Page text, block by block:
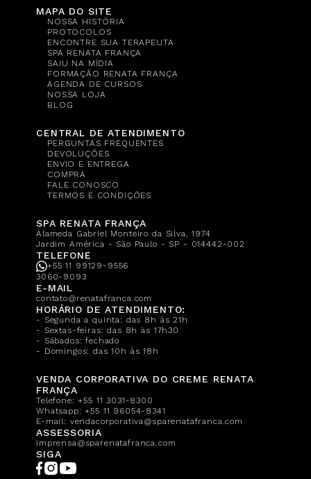
MAPA DO SITE
NOSSA HISTÓRIA
PROTOCOLOS
ENCONTRE SUA TERAPEUTA
SPA RENATA FRANÇA
SAIU NA MÍDIA
FORMAÇÃO RENATA FRANÇA
AGENDA DE CURSOS
NOSSA LOJA
BLOG
CENTRAL DE ATENDIMENTO
PERGUNTAS FREQUENTES
DEVOLUÇÕES
ENVIO E ENTREGA
COMPRA
FALE CONOSCO
TERMOS E CONDIÇÕES
SPA RENATA FRANÇA
Alameda Gabriel Monteiro da Silva, 1974
Jardim América - São Paulo - SP - 014442-002
TELEFONE
+55 11 99129-9556
3060-9093
E-MAIL
contato@renatafranca.com
HORÁRIO DE ATENDIMENTO:
- Segunda a quinta: das 8h às 21h
- Sextas-feiras: das 8h às 17h30
- Sábados: fechado
- Domingos: das 10h às 18h
VENDA CORPORATIVA DO CREME RENATA
FRANÇA
Telefone:+55 11 3031-8300
Whatsapp:+55 11 96054-8341
E-mail: vendacorporativa@sparenatafranca.com
ASSESSORIA
imprensa@sparenatafranca.com
SIGA